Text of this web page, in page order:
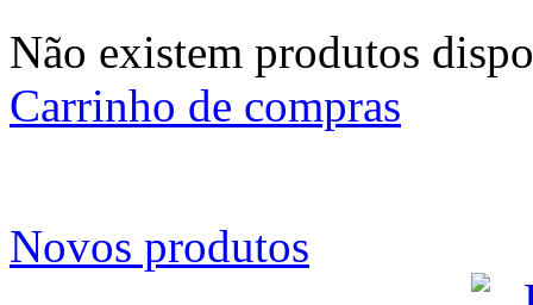
Não existem produtos
Carrinho de compras
Novos produtos